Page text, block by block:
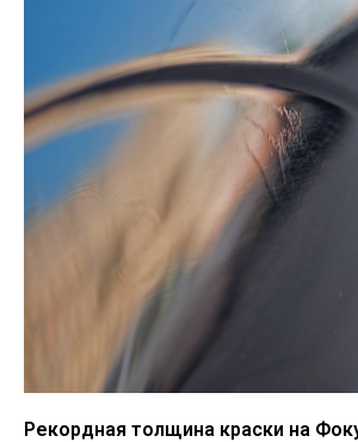
Рекордная толщина краски на